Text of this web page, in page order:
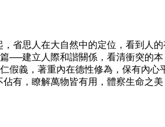
省思人在大自然中的定位，看到人的
──建立人際和諧關係，看清衝突的本
假義，著重內在德性修為，保有內心
有，瞭解萬物皆有用，體察生命之美